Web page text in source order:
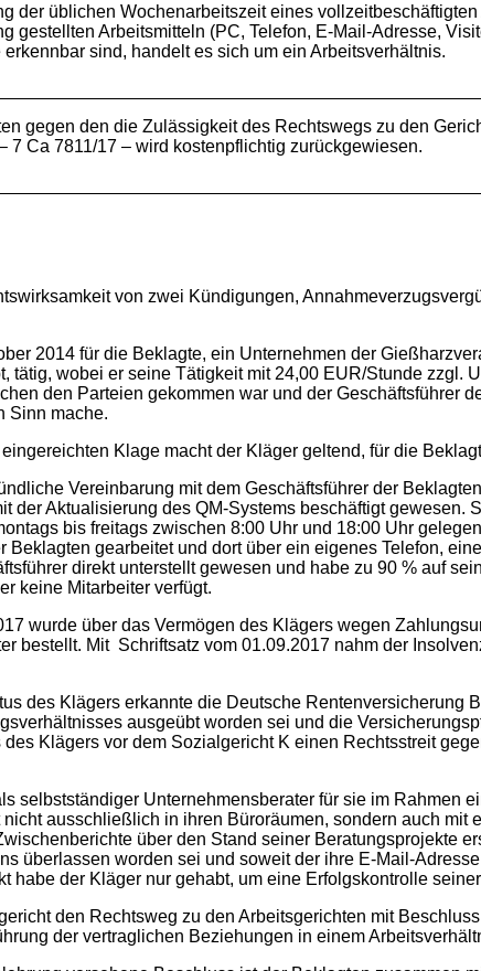
der üblichen Wochenarbeitszeit eines
gestellten Arbeitsmitteln (PC, Telefon, E-Mail-Adresse,
sind, handelt es sich um ein Arbeitsverhältnis.
gegen den die Zulässigkeit des Rechtswegs zu den
7 Ca 7811/17 – wird kostenpflichtig zurückgewiesen.
von zwei Kündigungen,
für die Beklagte, ein Unternehmen der
wobei er seine Tätigkeit mit 24,00 EUR/Stunde zzgl.
den Parteien gekommen war und der Geschäftsführer
Sinn mache.
Klage macht der Kläger geltend, für die Beklagte
mit dem Geschäftsführer der Beklagten,
der Aktualisierung des QM-Systems beschäftigt gewesen.
bis freitags zwischen 8:00 Uhr und 18:00 Uhr
gearbeitet und dort über ein eigenes Telefon,
direkt unterstellt gewesen und habe zu 90 % auf
keine Mitarbeiter verfügt.
das Vermögen des Klägers wegen
bestellt. Mit Schriftsatz vom 01.09.2017 nahm der
erkannte die Deutsche Rentenversicherung
ausgeübt worden sei und die
Klägers vor dem Sozialgericht K einen Rechtsstreit
Unternehmensberater für sie im Rahmen
ausschließlich in ihren Büroräumen, sondern auch mit
über den Stand seiner Beratungsprojekte
überlassen worden sei und soweit der ihre E-Mail-
der Kläger nur gehabt, um eine Erfolgskontrolle
Rechtsweg zu den Arbeitsgerichten mit Beschluss
der vertraglichen Beziehungen in einem